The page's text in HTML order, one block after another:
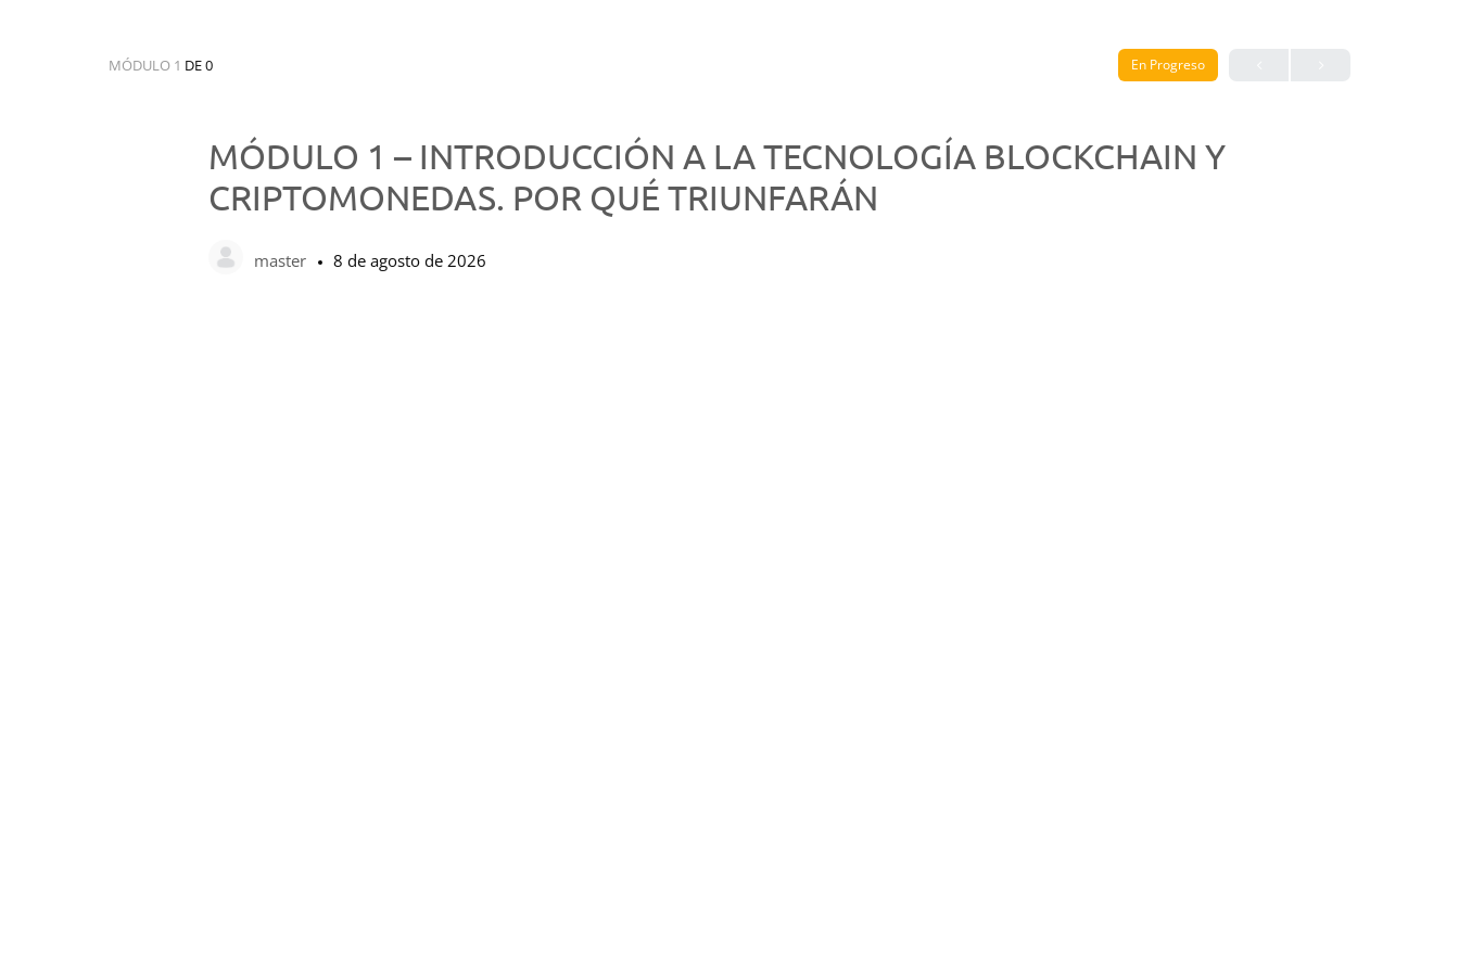
MÓDULO 1 DE 0 En Progreso
MÓDULO 1 – INTRODUCCIÓN A LA TECNOLOGÍA BLOCKCHAIN Y
CRIPTOMONEDAS. POR QUÉ TRIUNFARÁN
master 8 de agosto de 2026